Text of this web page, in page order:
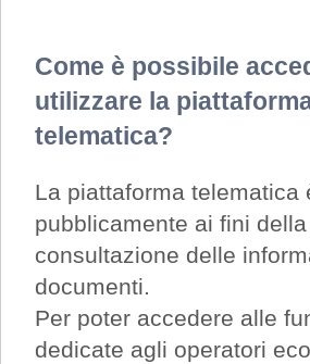
Come è possibile
utilizzare la
telematica?
La piattaforma telematica
pubblicamente ai fini
consultazione delle
documenti.
Per poter accedere alle
dedicate agli operatori